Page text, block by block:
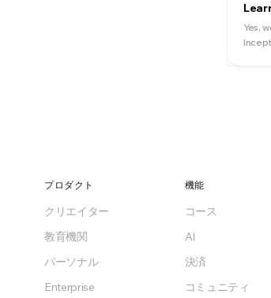
Yes,
プロダクト
クリエイター
教育機関
パーソナル
Enterprise
機能
コース
AI
決済
コミュニティ